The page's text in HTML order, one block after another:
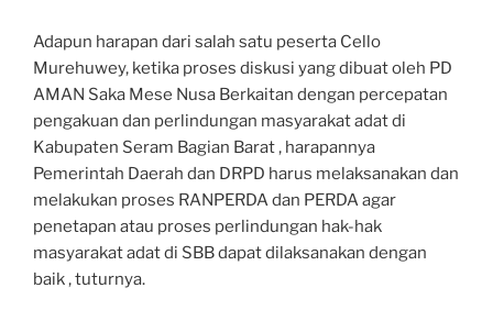
Adapun harapan dari salah satu peserta Cello
Murehuwey, ketika proses diskusi yang dibuat oleh PD
AMAN Saka Mese Nusa Berkaitan dengan percepatan
pengakuan dan perlindungan masyarakat adat di
Kabupaten Seram Bagian Barat , harapannya
Pemerintah Daerah dan DRPD harus melaksanakan dan
melakukan proses RANPERDA dan PERDA agar
penetapan atau proses perlindungan hak-hak
masyarakat adat di SBB dapat dilaksanakan dengan
baik , tuturnya.